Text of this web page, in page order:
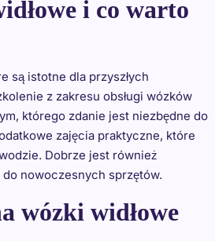
i co warto
są istotne dla przyszłych
z zakresu obsługi wózków
którego zdanie jest niezbędne do
zajęcia praktyczne, które
Dobrze jest również
do nowoczesnych sprzętów.
wózki widłowe